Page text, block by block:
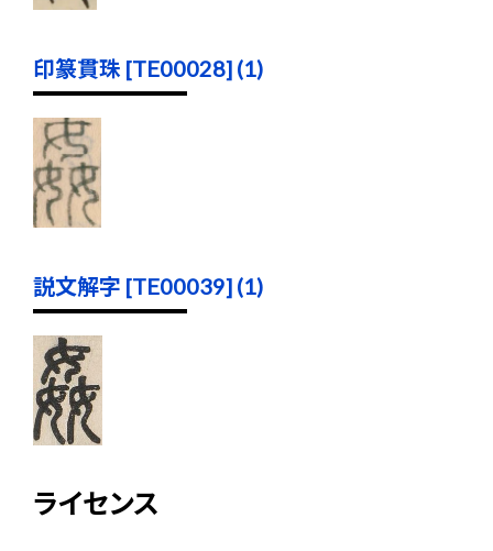
印篆貫珠 [TE00028] (1)
説文解字 [TE00039] (1)
ライセンス